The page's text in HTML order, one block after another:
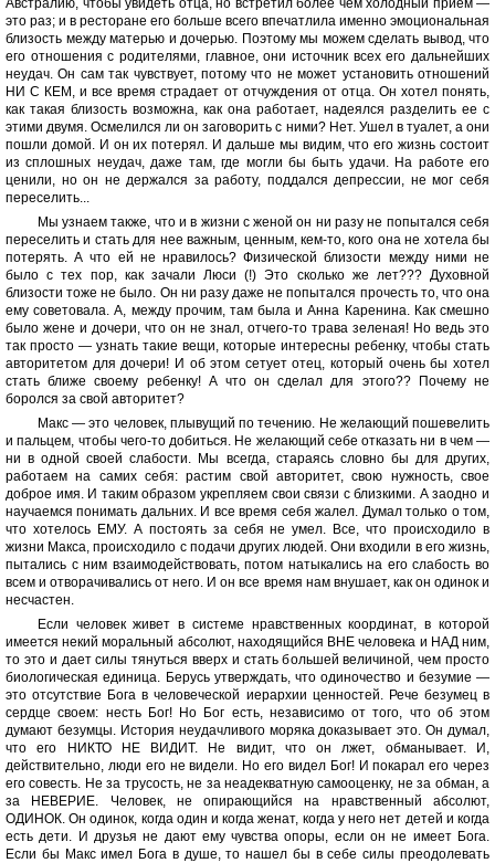
Австралию, чтобы увидеть отца, но встретил более чем холодный прием —
это раз; и в ресторане его больше всего впечатлила именно эмоциональная
близость между матерью и дочерью. Поэтому мы можем сделать вывод, что
его отношения с родителями, главное, они источник всех его дальнейших
неудач. Он сам так чувствует, потому что не может установить отношений
НИ С КЕМ, и все время страдает от отчуждения от отца. Он хотел понять,
как такая близость возможна, как она работает, надеялся разделить ее с
этими двумя. Осмелился ли он заговорить с ними? Нет. Ушел в туалет, а они
пошли домой. И он их потерял. И дальше мы видим, что его жизнь состоит
из сплошных неудач, даже там, где могли бы быть удачи. На работе его
ценили, но он не держался за работу, поддался депрессии, не мог себя
переселить...
Мы узнаем также, что и в жизни с женой он ни разу не попытался себя
переселить и стать для нее важным, ценным, кем-то, кого она не хотела бы
потерять. А что ей не нравилось? Физической близости между ними не
было с тех пор, как зачали Люси (!) Это сколько же лет??? Духовной
близости тоже не было. Он ни разу даже не попытался прочесть то, что она
ему советовала. А, между прочим, там была и Анна Каренина. Как смешно
было жене и дочери, что он не знал, отчего-то трава зеленая! Но ведь это
так просто — узнать такие вещи, которые интересны ребенку, чтобы стать
авторитетом для дочери! И об этом сетует отец, который очень бы хотел
стать ближе своему ребенку! А что он сделал для этого?? Почему не
боролся за свой авторитет?
Макс — это человек, плывущий по течению. Не желающий пошевелить
и пальцем, чтобы чего-то добиться. Не желающий себе отказать ни в чем —
ни в одной своей слабости. Мы всегда, стараясь словно бы для других,
работаем на самих себя: растим свой авторитет, свою нужность, свое
доброе имя. И таким образом укрепляем свои связи с близкими. А заодно и
научаемся понимать дальних. И все время себя жалел. Думал только о том,
что хотелось ЕМУ. А постоять за себя не умел. Все, что происходило в
жизни Макса, происходило с подачи других людей. Они входили в его жизнь,
пытались с ним взаимодействовать, потом натыкались на его слабость во
всем и отворачивались от него. И он все время нам внушает, как он одинок и
несчастен.
Если человек живет в системе нравственных координат, в которой
имеется некий моральный абсолют, находящийся ВНЕ человека и НАД ним,
то это и дает силы тянуться вверх и стать большей величиной, чем просто
биологическая единица. Берусь утверждать, что одиночество и безумие —
это отсутствие Бога в человеческой иерархии ценностей. Рече безумец в
сердце своем: несть Бог! Но Бог есть, независимо от того, что об этом
думают безумцы. История неудачливого моряка доказывает это. Он думал,
что его НИКТО НЕ ВИДИТ. Не видит, что он лжет, обманывает. И,
действительно, люди его не видели. Но его видел Бог! И покарал его через
его совесть. Не за трусость, не за неадекватную самооценку, не за обман, а
за НЕВЕРИЕ. Человек, не опирающийся на нравственный абсолют,
ОДИНОК. Он одинок, когда один и когда женат, когда у него нет детей и когда
есть дети. И друзья не дают ему чувства опоры, если он не имеет Бога.
Если бы Макс имел Бога в душе, то нашел бы в себе силы преодолевать